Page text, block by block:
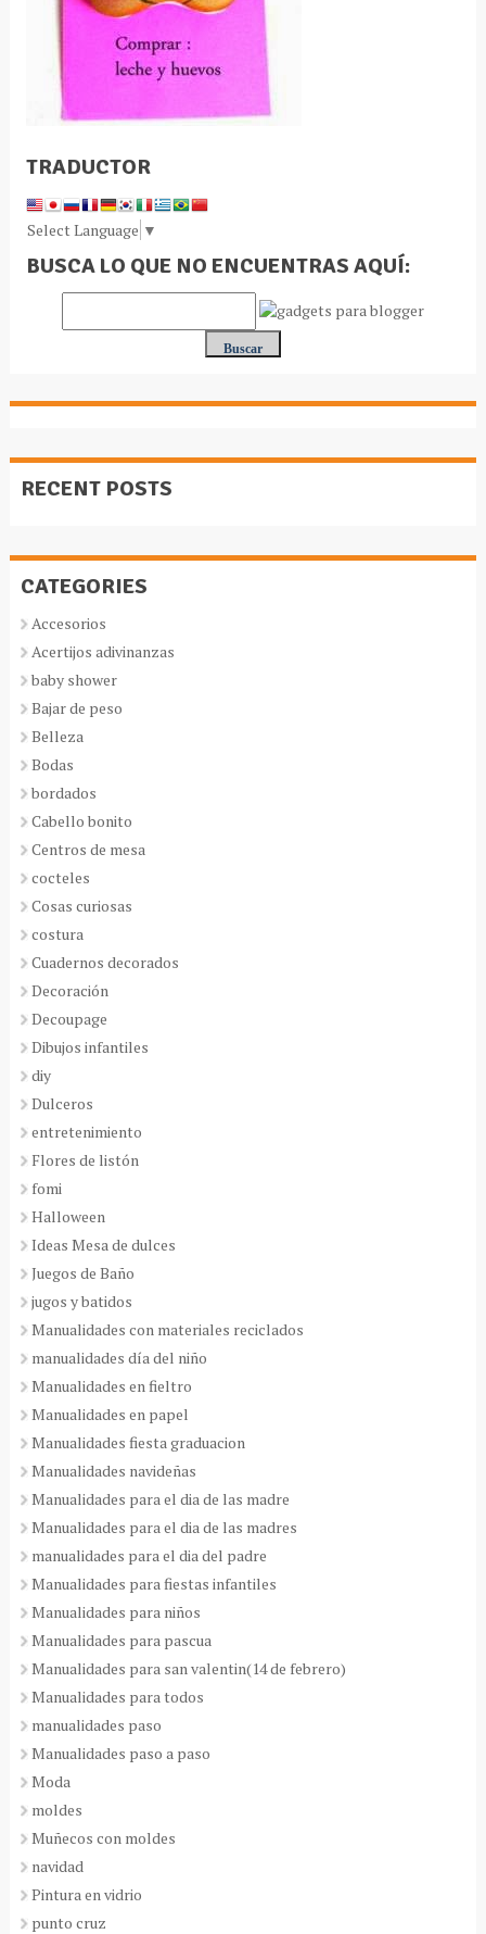
TRADUCTOR
Select Language ▼
BUSCA LO QUE NO ENCUENTRAS AQUÍ:
RECENT POSTS
CATEGORIES
Accesorios
Acertijos adivinanzas
baby shower
Bajar de peso
Belleza
Bodas
bordados
Cabello bonito
Centros de mesa
cocteles
Cosas curiosas
costura
Cuadernos decorados
Decoración
Decoupage
Dibujos infantiles
diy
Dulceros
entretenimiento
Flores de listón
fomi
Halloween
Ideas Mesa de dulces
Juegos de Baño
jugos y batidos
Manualidades con materiales reciclados
manualidades día del niño
Manualidades en fieltro
Manualidades en papel
Manualidades fiesta graduacion
Manualidades navideñas
Manualidades para el dia de las madre
Manualidades para el dia de las madres
manualidades para el dia del padre
Manualidades para fiestas infantiles
Manualidades para niños
Manualidades para pascua
Manualidades para san valentin(14 de febrero)
Manualidades para todos
manualidades paso
Manualidades paso a paso
Moda
moldes
Muñecos con moldes
navidad
Pintura en vidrio
punto cruz